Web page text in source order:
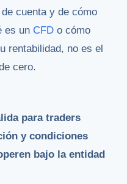
cuenta y de cómo
es un CFD o cómo
rentabilidad, no es el
cero.
para traders
y condiciones
bajo la entidad